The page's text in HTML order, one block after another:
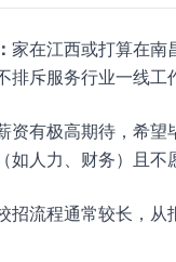
家在江西或打算在南
斥服务行业一线工
资有极高期待，希望
如人力、财务）且不
招流程通常较长，